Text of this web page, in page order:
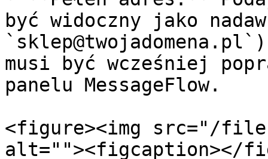
być widoczny jako
musi być wcześniej
panelu MessageFlow.
<figure><img src="/files/
alt=""><figcaption></